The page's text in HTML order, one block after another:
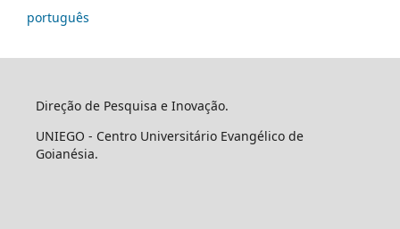
português
Direção de Pesquisa e Inovação.
UNIEGO - Centro Universitário Evangélico de
Goianésia.